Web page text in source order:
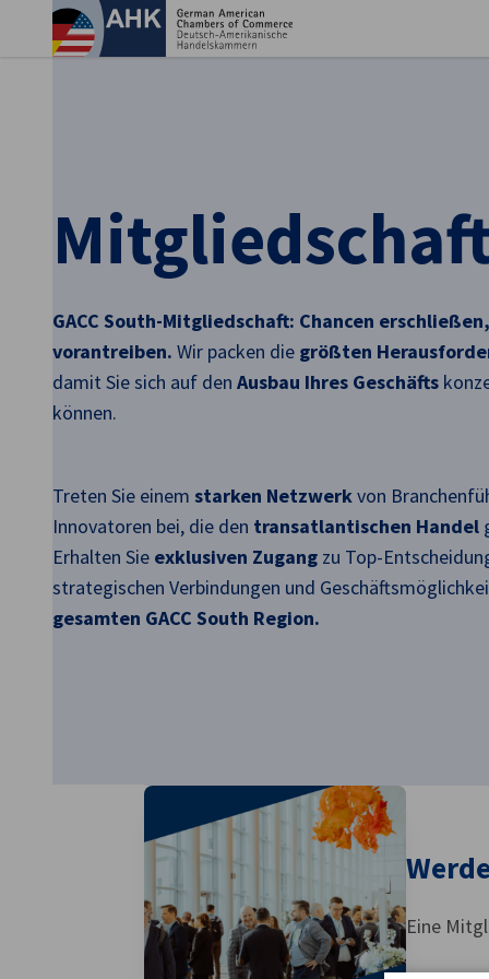
German
USA - Atlanta
GACC South-Mitgliedschaft: Chancen
vorantreiben. Wir packen die größten
damit Sie sich auf den Ausbau Ihres Geschäfts
können.
Treten Sie einem starken Netzwerkvon
Innovatoren bei, die den transatlantischen Handel
Erhalten Sie exklusiven Zugang zu Top-
strategischen Verbindungen und
gesamten GACC South Region.
Eine